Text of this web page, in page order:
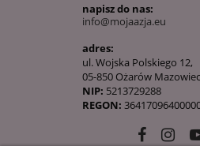
napisz do nas:
info@mojaazja.eu
adres:
ul. Wojska Polskiego 12,
05-850 Ożarów
NIP: 5213729288
REGON: